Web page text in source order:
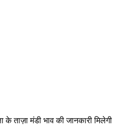
मंडी भाव की जानकारी